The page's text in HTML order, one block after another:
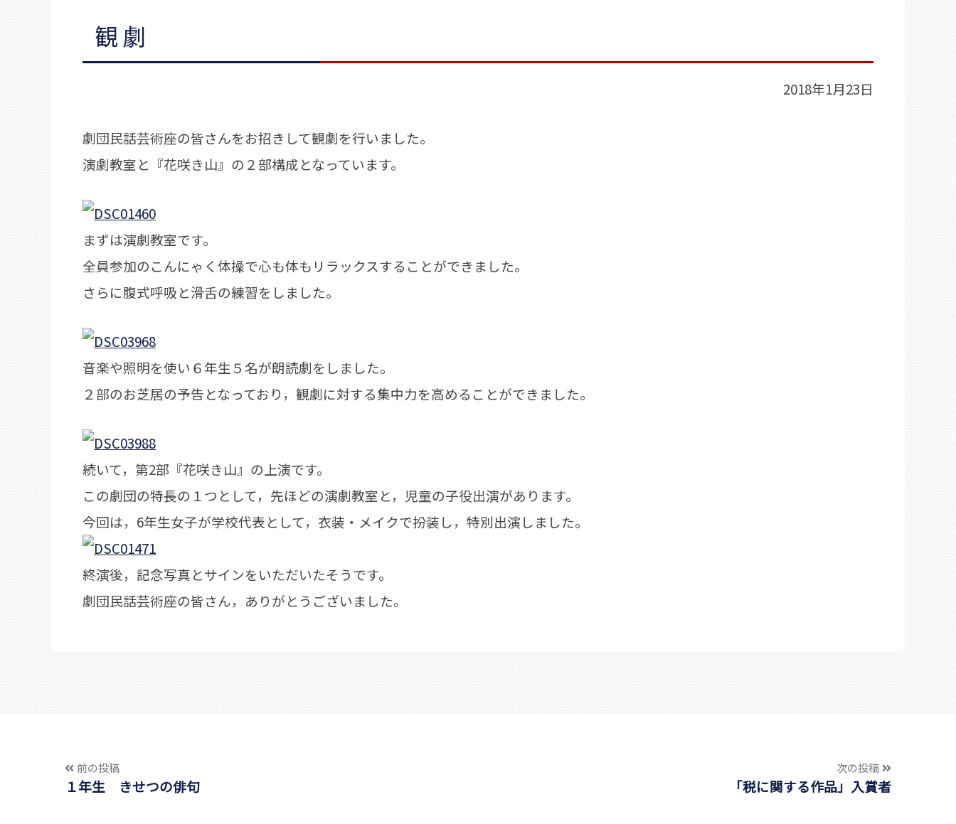
観劇
2018年1月23日
劇団民話芸術座の皆さんをお招きして観劇を行いました。
演劇教室と『花咲き山』の２部構成となっています。
まずは演劇教室です。
全員参加のこんにゃく体操で心も体もリラックスすることができました。
さらに腹式呼吸と滑舌の練習をしました。
音楽や照明を使い６年生５名が朗読劇をしました。
２部のお芝居の予告となっており，観劇に対する集中力を高めることができました。
続いて，第2部『花咲き山』の上演です。
この劇団の特長の１つとして，先ほどの演劇教室と，児童の子役出演があります。
今回は，6年生女子が学校代表として，衣装・メイクで扮装し，特別出演しました。
終演後，記念写真とサインをいただいたそうです。
劇団民話芸術座の皆さん，ありがとうございました。
次の投稿
「税に関する作品」入賞者
前の投稿
１年生 きせつの俳句